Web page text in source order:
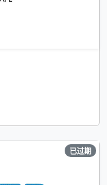
已过期